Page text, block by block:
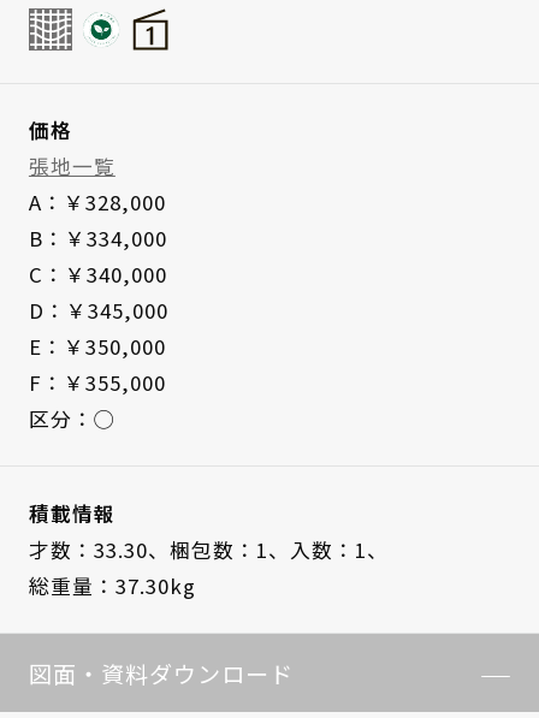
価格
張地一覧
A：￥328,000
B：￥334,000
C：￥340,000
D：￥345,000
E：￥350,000
F：￥355,000
区分：◯
積載情報
才数：33.30、 梱包数：1、 入数：1、
総重量：37.30kg
図面・資料ダウンロード